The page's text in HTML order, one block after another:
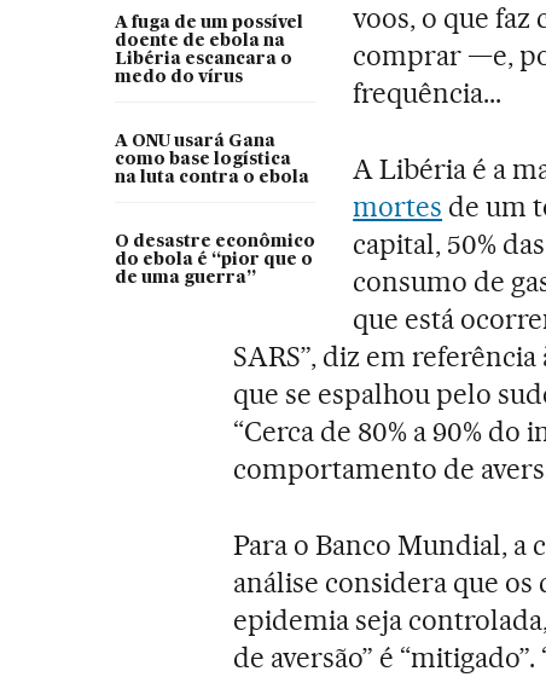
A fuga de um possível
doente de ebola na
Libéria escancara o
medo do vírus
A ONU usará Gana
como base logística
na luta contra o ebola
O desastre econômico
do ebola é “pior que o
de uma guerra”
voos, o que faz
comprar —e,
frequência...
A Libéria é a
mortes de um
capital, 50%
consumo de
que está
SARS”, diz em
que se espalhou pelo
“Cerca de 80% a 90%
comportamento de
Para o Banco Mundial, a
análise considera que os
epidemia seja
de aversão” é